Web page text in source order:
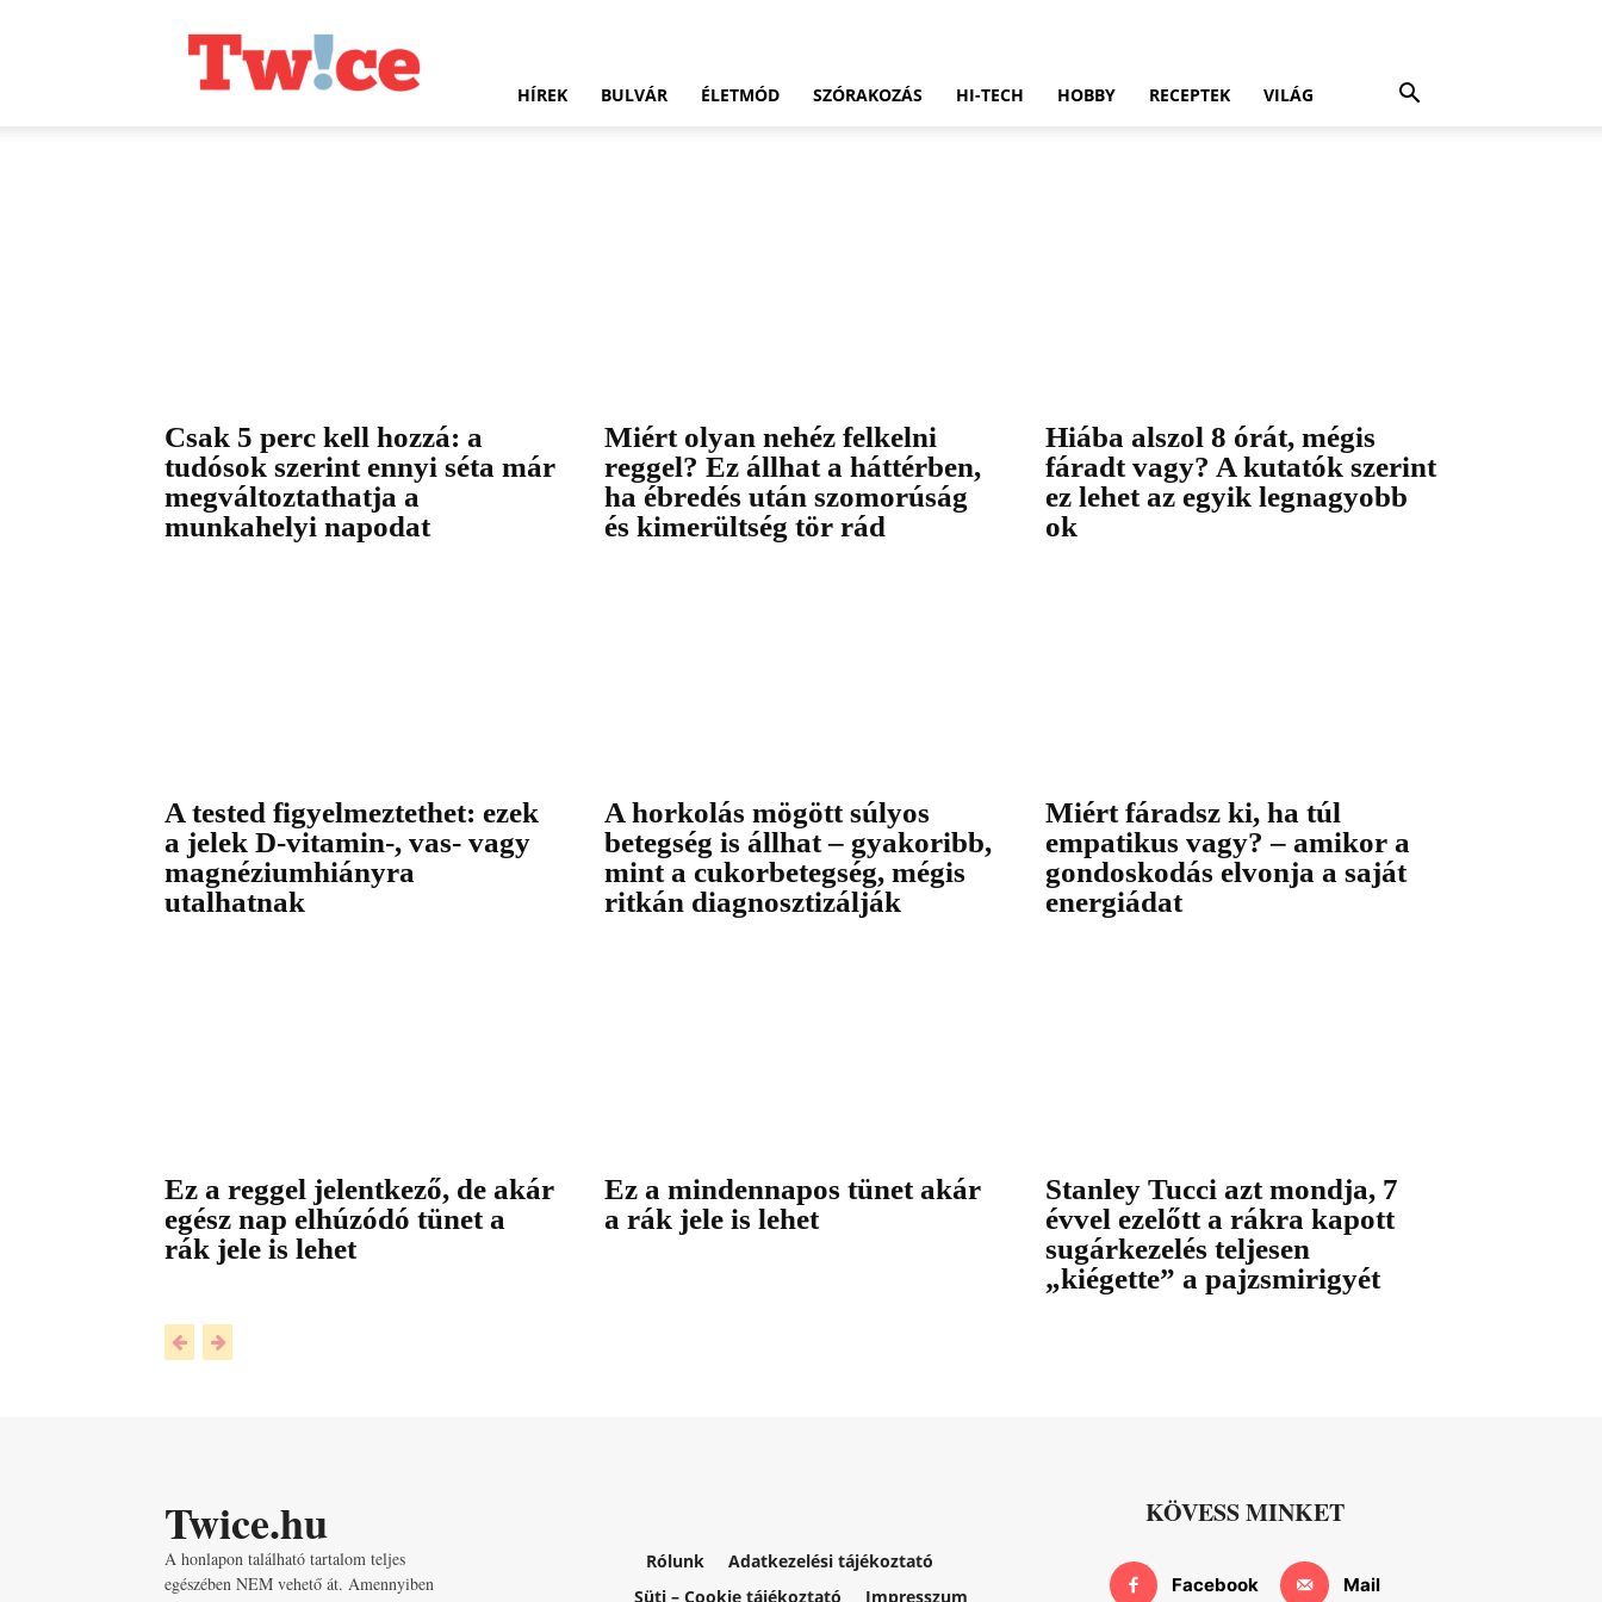
HÍREK BULVÁR ÉLETMÓD SZÓRAKOZÁS HI-TECH HOBBY RECEPTEK VILÁG
Csak 5 perc kell hozzá: a
tudósok szerint ennyi séta már
megváltoztathatja a
munkahelyi napodat
Miért olyan nehéz felkelni
reggel? Ez állhat a háttérben,
ha ébredés után szomorúság
és kimerültség tör rád
Hiába alszol 8 órát, mégis
fáradt vagy? A kutatók szerint
ez lehet az egyik legnagyobb
ok
A tested figyelmeztethet: ezek
a jelek D-vitamin-, vas- vagy
magnéziumhiányra
utalhatnak
A horkolás mögött súlyos
betegség is állhat – gyakoribb,
mint a cukorbetegség, mégis
ritkán diagnosztizálják
Miért fáradsz ki, ha túl
empatikus vagy? – amikor a
gondoskodás elvonja a saját
energiádat
Ez a reggel jelentkező, de akár
egész nap elhúzódó tünet a
rák jele is lehet
Ez a mindennapos tünet akár
a rák jele is lehet
Stanley Tucci azt mondja, 7
évvel ezelőtt a rákra kapott
sugárkezelés teljesen
„kiégette” a pajzsmirigyét
Twice.hu
A honlapon található tartalom teljes
egészében NEM vehető át. Amennyiben
Rólunk
Adatkezelési tájékoztató
Süti – Cookie tájékoztató
Impresszum
KÖVESS MINKET
Facebook Mail